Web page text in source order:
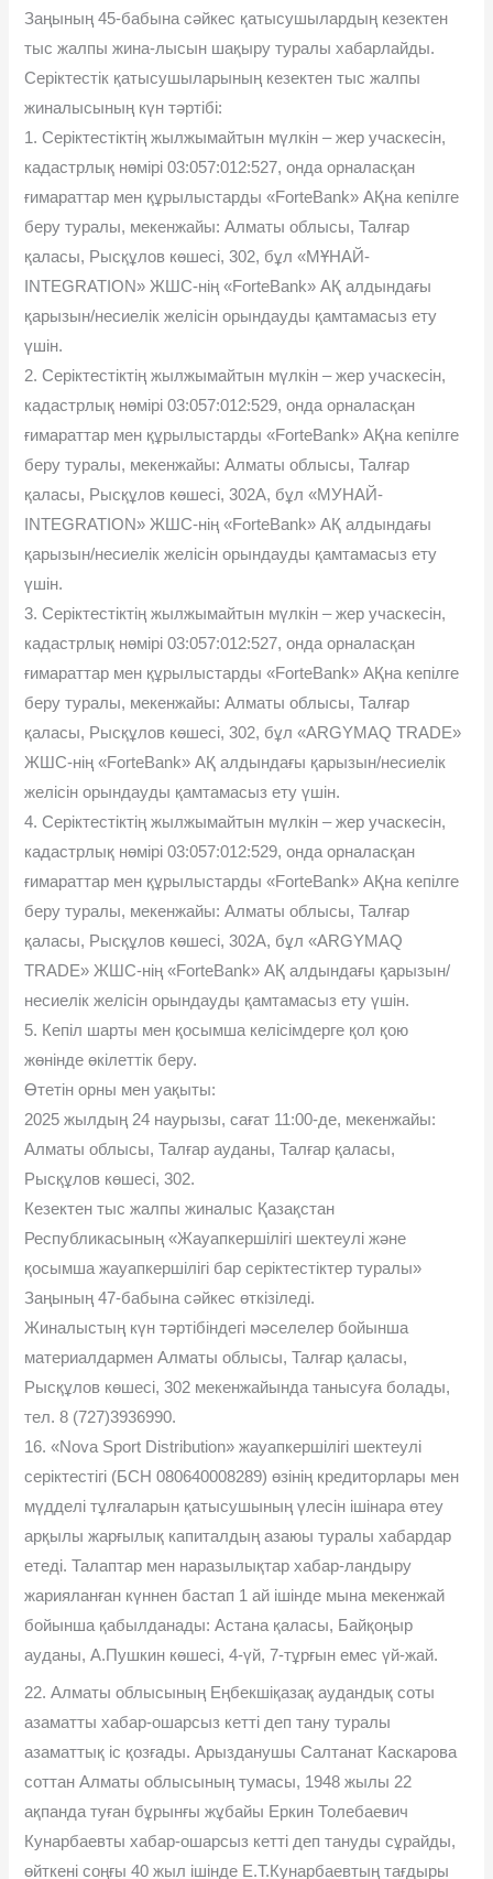
Заңының 45-бабына сəйкес қатысушылардың кезектен
тыс жалпы жина-лысын шақыру туралы хабарлайды.
Серіктестік қатысушыларының кезектен тыс жалпы
жиналысының күн тəртібі:
1. Серіктестіктің жылжымайтын мүлкін – жер учаскесін,
кадастрлық нөмірі 03:057:012:527, онда орналасқан
ғимараттар мен құрылыстарды «ForteBank» АҚна кепілге
беру туралы, мекенжайы: Алматы облысы, Талғар
қаласы, Рысқұлов көшесі, 302, бұл «МҰНАЙ-
INTEGRATION» ЖШС-нің «ForteBank» АҚ алдындағы
қарызын/несиелік желісін орындауды қамтамасыз ету
үшін.
2. Серіктестіктің жылжымайтын мүлкін – жер учаскесін,
кадастрлық нөмірі 03:057:012:529, онда орналасқан
ғимараттар мен құрылыстарды «ForteBank» АҚна кепілге
беру туралы, мекенжайы: Алматы облысы, Талғар
қаласы, Рысқұлов көшесі, 302А, бұл «МУНАЙ-
INTEGRATION» ЖШС-нің «ForteBank» АҚ алдындағы
қарызын/несиелік желісін орындауды қамтамасыз ету
үшін.
3. Серіктестіктің жылжымайтын мүлкін – жер учаскесін,
кадастрлық нөмірі 03:057:012:527, онда орналасқан
ғимараттар мен құрылыстарды «ForteBank» АҚна кепілге
беру туралы, мекенжайы: Алматы облысы, Талғар
қаласы, Рысқұлов көшесі, 302, бұл «ARGYMAQ TRADE»
ЖШС-нің «ForteBank» АҚ алдындағы қарызын/несиелік
желісін орындауды қамтамасыз ету үшін.
4. Серіктестіктің жылжымайтын мүлкін – жер учаскесін,
кадастрлық нөмірі 03:057:012:529, онда орналасқан
ғимараттар мен құрылыстарды «ForteBank» АҚна кепілге
беру туралы, мекенжайы: Алматы облысы, Талғар
қаласы, Рысқұлов көшесі, 302А, бұл «ARGYMAQ
TRADE» ЖШС-нің «ForteBank» АҚ алдындағы қарызын/
несиелік желісін орындауды қамтамасыз ету үшін.
5. Кепіл шарты мен қосымша келісімдерге қол қою
жөнінде өкілеттік беру.
Өтетін орны мен уақыты:
2025 жылдың 24 наурызы, сағат 11:00-де, мекенжайы:
Алматы облысы, Талғар ауданы, Талғар қаласы,
Рысқұлов көшесі, 302.
Кезектен тыс жалпы жиналыс Қазақстан
Республикасының «Жауапкершілігі шектеулі жəне
қосымша жауапкершілігі бар серіктестіктер туралы»
Заңының 47-бабына сəйкес өткізіледі.
Жиналыстың күн тəртібіндегі мəселелер бойынша
материалдармен Алматы облысы, Талғар қаласы,
Рысқұлов көшесі, 302 мекенжайында танысуға болады,
тел. 8 (727)3936990.
16. «Nova Sport Distribution» жауапкершілігі шектеулі
серіктестігі (БСН 080640008289) өзінің кредиторлары мен
мүдделі тұлғаларын қатысушының үлесін ішінара өтеу
арқылы жарғылық капиталдың азаюы туралы хабардар
етеді. Талаптар мен наразылықтар хабар-ландыру
жарияланған күннен бастап 1 ай ішінде мына мекенжай
бойынша қабылданады: Астана қаласы, Байқоңыр
ауданы, А.Пушкин көшесі, 4-үй, 7-тұрғын емес үй-жай.
22. Алматы облысының Еңбекшіқазақ аудандық соты
азаматты хабар-ошарсыз кетті деп тану туралы
азаматтық іс қозғады. Арызданушы Салтанат Каскарова
соттан Алматы облысының тумасы, 1948 жылы 22
ақпанда туған бұрынғы жұбайы Еркин Толебаевич
Кунарбаевты хабар-ошарсыз кетті деп тануды сұрайды,
өйткені соңғы 40 жыл ішінде Е.Т.Кунарбаевтың тағдыры